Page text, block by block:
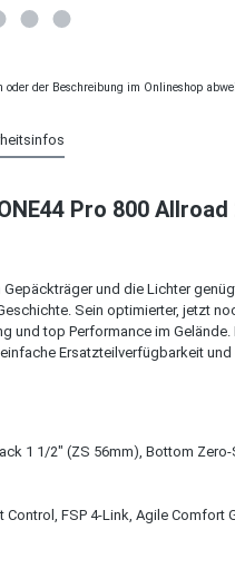
der Beschreibung im Onlineshop
Pro 800 Allroad
und die Lichter
Sein optimierter, jetzt
top Performance im
Ersatzteilverfügbarkeit
1 1/2" (ZS 56mm), Bottom
FSP 4-Link, Agile